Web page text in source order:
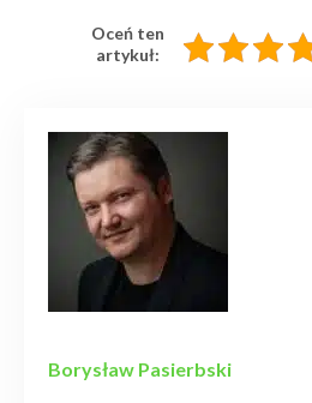
Oceń ten
artykuł:
Borysław Pasierbski